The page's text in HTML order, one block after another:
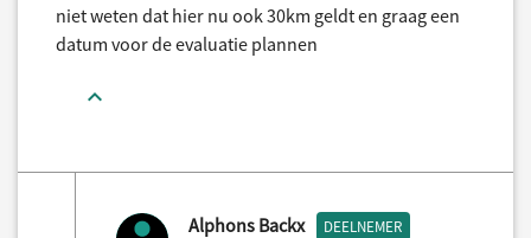
niet weten dat hier nu ook 30km geldt en graag een
datum voor de evaluatie plannen
Alphons Backx DEELNEMER